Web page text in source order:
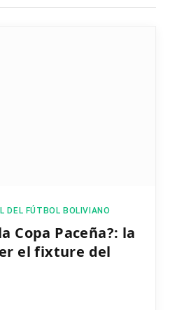
DEL FÚTBOL BOLIVIANO
Copa Paceña?: la
el fixture del